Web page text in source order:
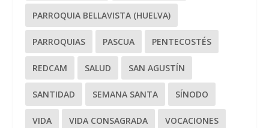
PARROQUIA BELLAVISTA (HUELVA)
PARROQUIAS PASCUA PENTECOSTÉS
REDCAM SALUD SAN AGUSTÍN
SANTIDAD SEMANA SANTA SÍNODO
VIDA VIDA CONSAGRADA VOCACIONES